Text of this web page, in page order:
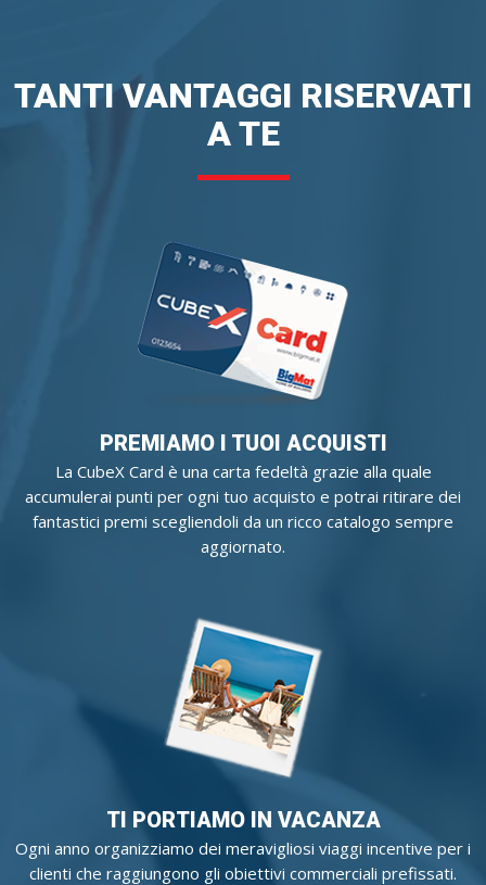
TANTI VANTAGGI RISERVATI
A TE
PREMIAMO I TUOI ACQUISTI
La CubeX Card è una carta fedeltà grazie alla quale
accumulerai punti per ogni tuo acquisto e potrai ritirare dei
fantastici premi scegliendoli da un ricco catalogo sempre
aggiornato.
TI PORTIAMO IN VACANZA
Ogni anno organizziamo dei meravigliosi viaggi incentive per i
clienti che raggiungono gli obiettivi commerciali prefissati.